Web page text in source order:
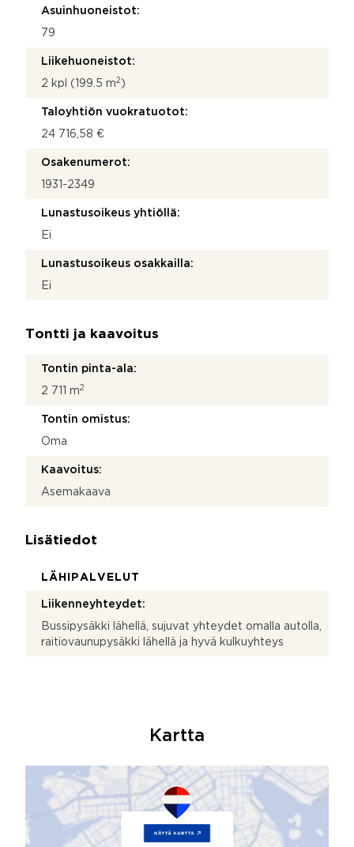
Asuinhuoneistot:
79
Liikehuoneistot:
2 kpl (199.5 m2 )
Taloyhtiön vuokratuotot:
24 716,58 €
Osakenumerot:
1931-2349
Lunastusoikeus yhtiöllä:
Ei
Lunastusoikeus osakkailla:
Ei
Tontti ja kaavoitus
Tontin pinta-ala:
2 711 m2
Tontin omistus:
Oma
Kaavoitus:
Asemakaava
Lisätiedot
LÄHIPALVELUT
Liikenneyhteydet:
Bussipysäkki lähellä, sujuvat yhteydet omalla autolla,
raitiovaunupysäkki lähellä ja hyvä kulkuyhteys
Kartta